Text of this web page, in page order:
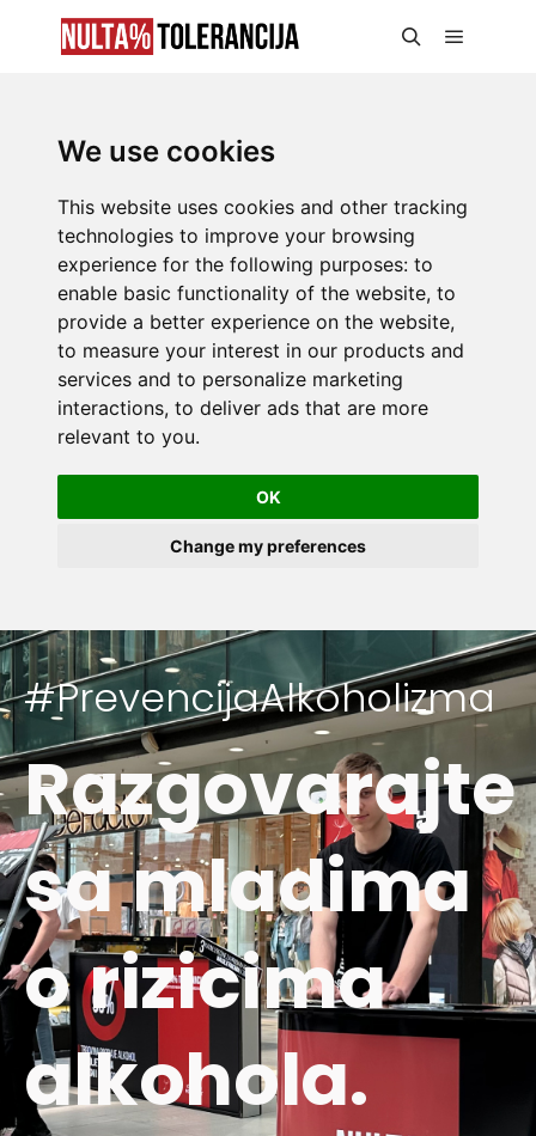
We use cookies
This website uses cookies and other tracking
technologies to improve your browsing
experience for the following purposes: to
enable basic functionality of the website, to
provide a better experience on the website,
to measure your interest in our products and
services and to personalize marketing
interactions, to deliver ads that are more
relevant to you.
OK
Change my preferences
#PrevencijaAlkoholizma
Razgovarajte
sa mladima
o rizicima
alkohola.